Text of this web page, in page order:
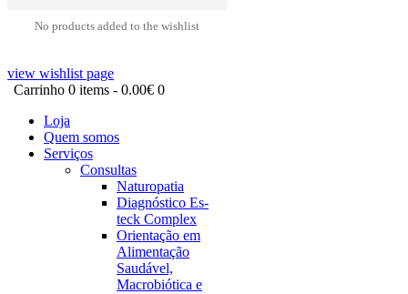
No products added to the wishlist
view wishlist page
Carrinho 0 items - 0.00€ 0
Loja
Quem somos
Serviços
Consultas
Naturopatia
Diagnóstico Es-
teck Complex
Orientação em
Alimentação
Saudável,
Macrobiótica e